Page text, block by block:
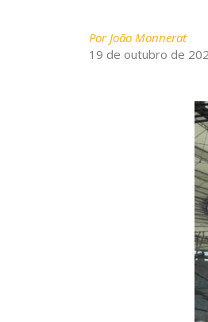
PorJoão Monnerat
19 de outubro de